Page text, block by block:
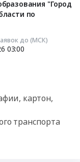
"Город
по
до (МСК)
03:00
картон,
транспорта